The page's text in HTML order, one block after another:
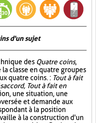
d'un sujet
des Quatre coins,
classe en quatre groupes
quatre coins. : Tout à fait
Tout à fait en
une situation, une
et demande aux
à la position
à la construction d'un